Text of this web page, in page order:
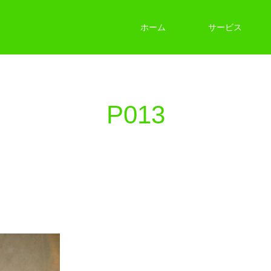
ホーム サービス
P013